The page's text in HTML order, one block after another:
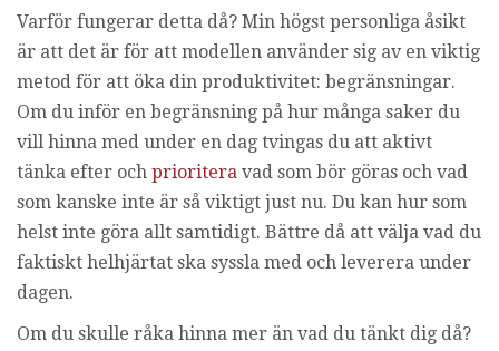
Varför fungerar detta då? Min högst personliga åsikt
är att det är för att modellen använder sig av en viktig
metod för att öka din produktivitet: begränsningar.
Om du inför en begränsning på hur många saker du
vill hinna med under en dag tvingas du att aktivt
tänka efter och prioritera vad som bör göras och vad
som kanske inte är så viktigt just nu. Du kan hur som
helst inte göra allt samtidigt. Bättre då att välja vad du
faktiskt helhjärtat ska syssla med och leverera under
dagen.
Om du skulle råka hinna mer än vad du tänkt dig då?